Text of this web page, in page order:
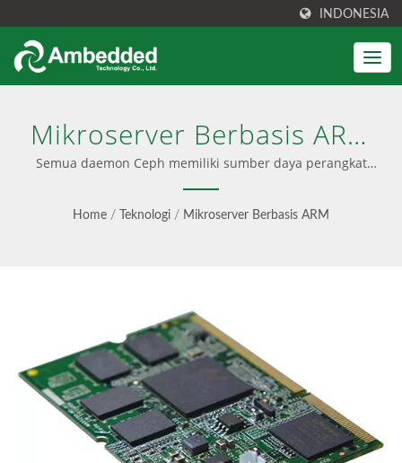
INDONESIA
Mikroserver Berbasis ARM
| Penyimpanan Blok, File &
Objek S3 Terpadu -
Semua daemon Ceph memiliki sumber daya perangkat
keras yang didedikasikan pada mikroserver ARM |
Perangkat Ceph Berkinerja Tinggi
Home / Teknologi / Mikroserver Berbasis ARM